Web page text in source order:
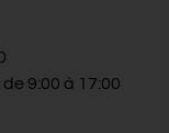
9:00 à 17:00